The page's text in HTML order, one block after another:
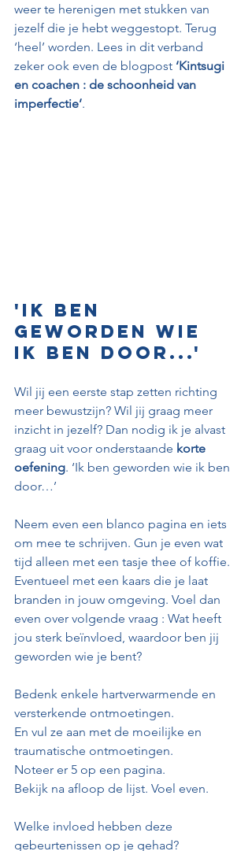
weer te herenigen met stukken van
jezelf die je hebt weggestopt. Terug
‘heel’ worden. Lees in dit verband
zeker ook even de blogpost ‘Kintsugi
en coachen : de schoonheid van
imperfectie’.
'Ik ben
geworden wie
ik ben door...'
Wil jij een eerste stap zetten richting
meer bewustzijn? Wil jij graag meer
inzicht in jezelf? Dan nodig ik je alvast
graag uit voor onderstaande korte
oefening. ‘Ik ben geworden wie ik ben
door…’
Neem even een blanco pagina en iets
om mee te schrijven. Gun je even wat
tijd alleen met een tasje thee of koffie.
Eventueel met een kaars die je laat
branden in jouw omgeving. Voel dan
even over volgende vraag : Wat heeft
jou sterk beïnvloed, waardoor ben jij
geworden wie je bent?
Bedenk enkele hartverwarmende en
versterkende ontmoetingen.
En vul ze aan met de moeilijke en
traumatische ontmoetingen.
Noteer er 5 op een pagina.
Bekijk na afloop de lijst. Voel even.
Welke invloed hebben deze
gebeurtenissen op je gehad?